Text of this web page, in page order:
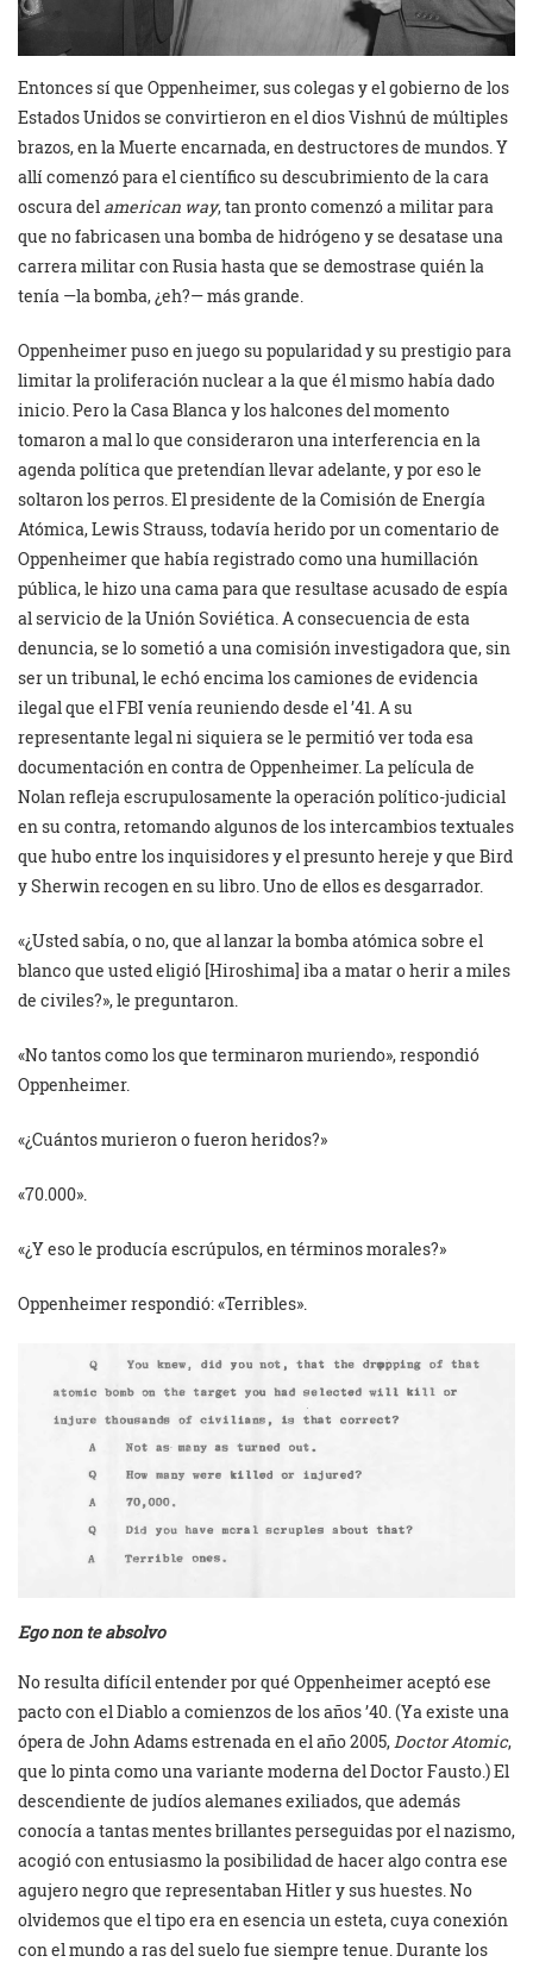
Entonces sí que Oppenheimer, sus colegas y el gobierno de los
Estados Unidos se convirtieron en el dios Vishnú de múltiples
brazos, en la Muerte encarnada, en destructores de mundos. Y
allí comenzó para el científico su descubrimiento de la cara
oscura del american way, tan pronto comenzó a militar para
que no fabricasen una bomba de hidrógeno y se desatase una
carrera militar con Rusia hasta que se demostrase quién la
tenía —la bomba, ¿eh?— más grande.
Oppenheimer puso en juego su popularidad y su prestigio para
limitar la proliferación nuclear a la que él mismo había dado
inicio. Pero la Casa Blanca y los halcones del momento
tomaron a mal lo que consideraron una interferencia en la
agenda política que pretendían llevar adelante, y por eso le
soltaron los perros. El presidente de la Comisión de Energía
Atómica, Lewis Strauss, todavía herido por un comentario de
Oppenheimer que había registrado como una humillación
pública, le hizo una cama para que resultase acusado de espía
al servicio de la Unión Soviética. A consecuencia de esta
denuncia, se lo sometió a una comisión investigadora que, sin
ser un tribunal, le echó encima los camiones de evidencia
ilegal que el FBI venía reuniendo desde el ’41. A su
representante legal ni siquiera se le permitió ver toda esa
documentación en contra de Oppenheimer. La película de
Nolan refleja escrupulosamente la operación político-judicial
en su contra, retomando algunos de los intercambios textuales
que hubo entre los inquisidores y el presunto hereje y que Bird
y Sherwin recogen en su libro. Uno de ellos es desgarrador.
«¿Usted sabía, o no, que al lanzar la bomba atómica sobre el
blanco que usted eligió [Hiroshima] iba a matar o herir a miles
de civiles?», le preguntaron.
«No tantos como los que terminaron muriendo», respondió
Oppenheimer.
«¿Cuántos murieron o fueron heridos?»
«70.000».
«¿Y eso le producía escrúpulos, en términos morales?»
Oppenheimer respondió: «Terribles».
Ego non te absolvo
No resulta difícil entender por qué Oppenheimer aceptó ese
pacto con el Diablo a comienzos de los años ’40. (Ya existe una
ópera de John Adams estrenada en el año 2005, Doctor Atomic,
que lo pinta como una variante moderna del Doctor Fausto.) El
descendiente de judíos alemanes exiliados, que además
conocía a tantas mentes brillantes perseguidas por el nazismo,
acogió con entusiasmo la posibilidad de hacer algo contra ese
agujero negro que representaban Hitler y sus huestes. No
olvidemos que el tipo era en esencia un esteta, cuya conexión
con el mundo a ras del suelo fue siempre tenue. Durante los